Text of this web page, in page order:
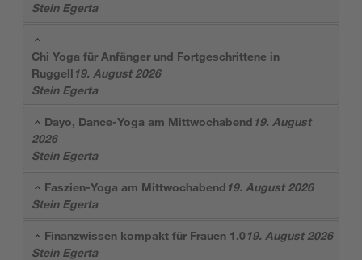
Stein Egerta
Chi Yoga für Anfänger und Fortgeschrittene in
Ruggell 19. August 2026
Stein Egerta
Dayo, Dance-Yoga am Mittwochabend 19. August
2026
Stein Egerta
Faszien-Yoga am Mittwochabend 19. August 2026
Stein Egerta
Finanzwissen kompakt für Frauen 1.019. August 2026
Stein Egerta